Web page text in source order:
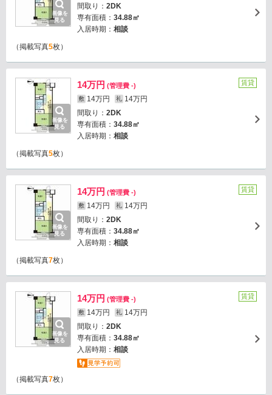
画像を
見る
間取り： 2DK
専有面積： 34.88㎡
入居時期： 相談
（掲載写真5枚）
画像を
見る
14万円 (管理費 -)
敷 14万円 礼 14万円
間取り： 2DK
専有面積： 34.88㎡
入居時期： 相談
賃貸
（掲載写真5枚）
画像を
見る
14万円 (管理費 -)
敷 14万円 礼 14万円
間取り： 2DK
専有面積： 34.88㎡
入居時期： 相談
賃貸
（掲載写真7枚）
画像を
見る
14万円 (管理費 -)
敷 14万円 礼 14万円
間取り： 2DK
専有面積： 34.88㎡
入居時期： 相談
賃貸
（掲載写真7枚）